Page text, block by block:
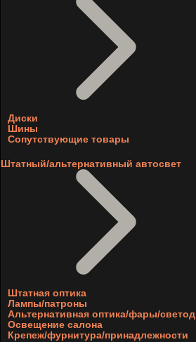
Диски
Шины
Сопутствующие товары
Штатный/альтернативный автосвет
Штатная оптика
Лампы/патроны
Альтернативная оптика/фары/
Освещение салона
Крепеж/фурнитура/принадлежности